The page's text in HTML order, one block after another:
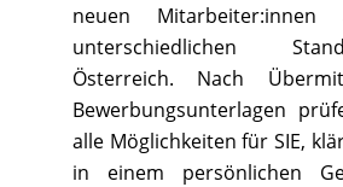
neuen
unterschiedlichen
Österreich. Nach
Bewerbungsunterlagen
alle Möglichkeiten für SIE,
in einem persönlichen